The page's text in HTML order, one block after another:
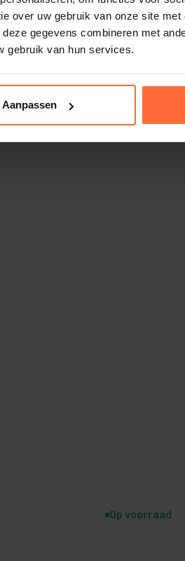
over uw gebruik van onze site
gegevens combineren met
gebruik van hun services.
Aanpassen
Op voorraad